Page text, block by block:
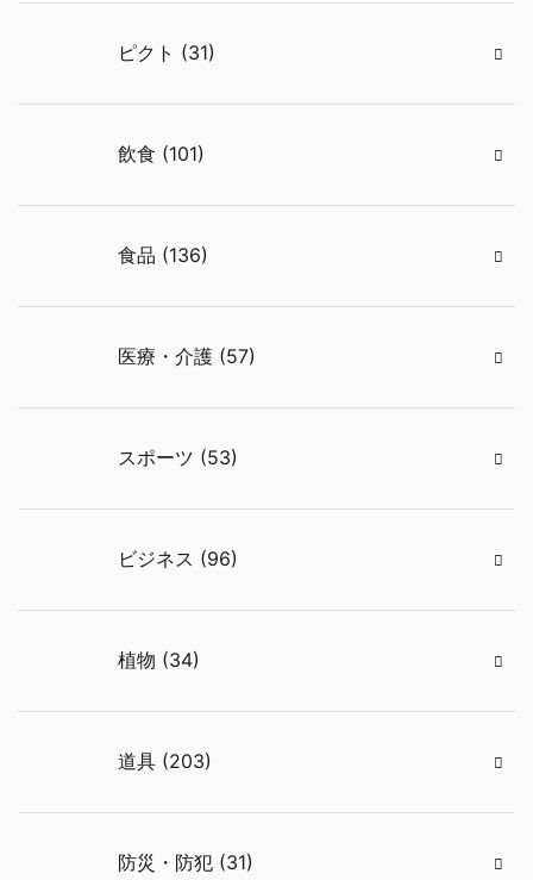
ピクト (31)
飲食 (101)
食品 (136)
医療・介護 (57)
スポーツ (53)
ビジネス (96)
植物 (34)
道具 (203)
防災・防犯 (31)